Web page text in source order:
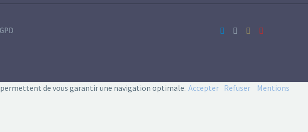
de vous garantir une navigation optimale. Accepter Refuser
Mentions